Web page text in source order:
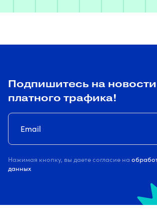
Подпишитесь на
платного трафика!
Нажимая кнопку, вы даете согласие на
данных